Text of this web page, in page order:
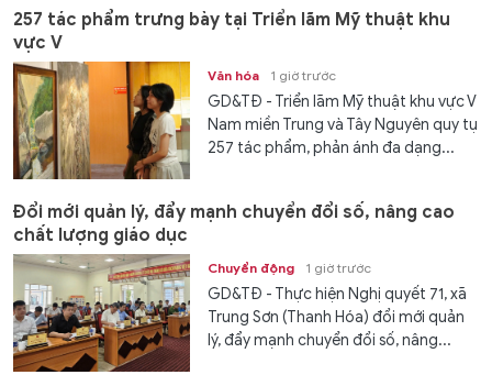
257 tác phẩm trưng bày tại Triển lãm Mỹ thuật khu
vực V
Văn hóa 1 giờ trước
GD&TĐ - Triển lãm Mỹ thuật khu vực V
Nam miền Trung và Tây Nguyên quy tụ
257 tác phẩm, phản ánh đa dạng...
Đổi mới quản lý, đẩy mạnh chuyển đổi số, nâng cao
chất lượng giáo dục
Chuyển động 1 giờ trước
GD&TĐ - Thực hiện Nghị quyết 71, xã
Trung Sơn (Thanh Hóa) đổi mới quản
lý, đẩy mạnh chuyển đổi số, nâng...